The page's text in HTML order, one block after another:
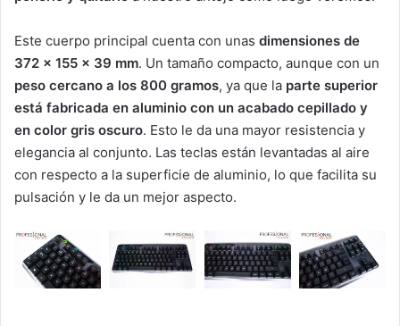
Este cuerpo principal cuenta con unas dimensiones de
372 x 155 x 39 mm. Un tamaño compacto, aunque con un
peso cercano a los 800 gramos, ya que la parte superior
está fabricada en aluminio con un acabado cepillado y
en color gris oscuro. Esto le da una mayor resistencia y
elegancia al conjunto. Las teclas están levantadas al aire
con respecto a la superficie de aluminio, lo que facilita su
pulsación y le da un mejor aspecto.